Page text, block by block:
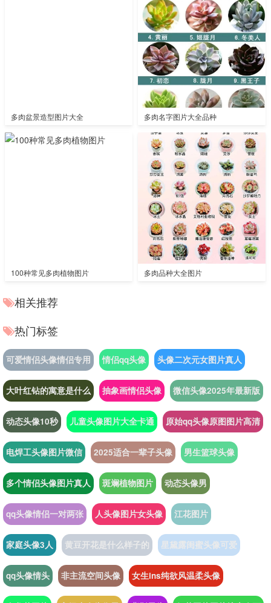
多肉盆景造型图片大全 多肉名字图片大全品种
100种常见多肉植物图片 多肉品种大全图片
相关推荐
热门标签
可爱情侣头像情侣专用 情侣qq头像 头像二次元女图片真人
大叶红钻的寓意是什么 抽象画情侣头像 微信头像2025年最新版
动态头像10秒 儿童头像图片大全卡通 原始qq头像原图图片高清
电焊工头像图片微信 2025适合一辈子头像 男生篮球头像
多个情侣头像图片真人 斑斓植物图片 动态头像男
qq头像情侣一对两张 人头像图片女头像 江花图片
家庭头像3人 黄豆开花是什么样子的 星黛露闺蜜头像可爱
qq头像情头 非主流空间头像 女生ins纯欲风温柔头像